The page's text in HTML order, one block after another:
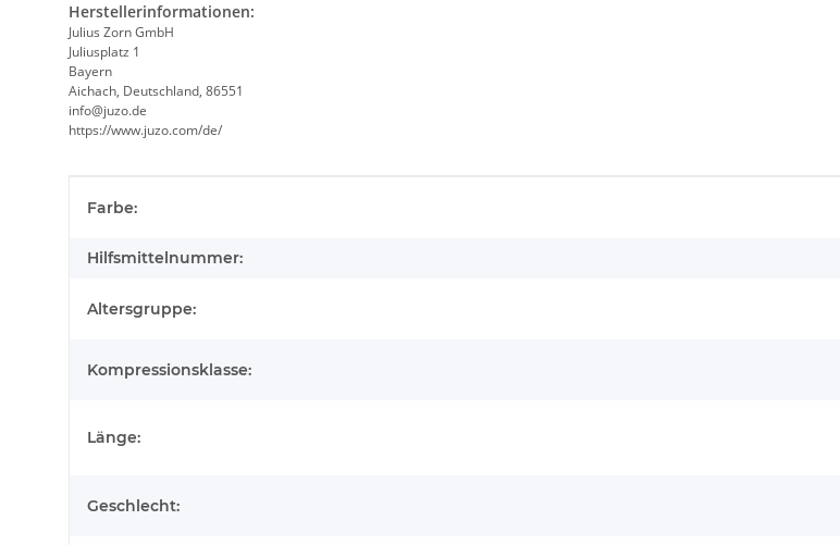
Herstellerinformationen:
Julius Zorn GmbH
Juliusplatz 1
Bayern
Aichach, Deutschland, 86551
info@juzo.de
https://www.juzo.com/de/
Farbe:
Hilfsmittelnummer:
Altersgruppe:
Kompressionsklasse:
Länge:
Geschlecht: